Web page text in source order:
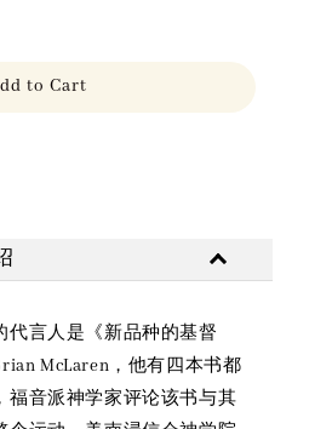
to Cart
代言人是《新品种的基督
McLaren，他有四本书都
福音派神学家评论该书与其